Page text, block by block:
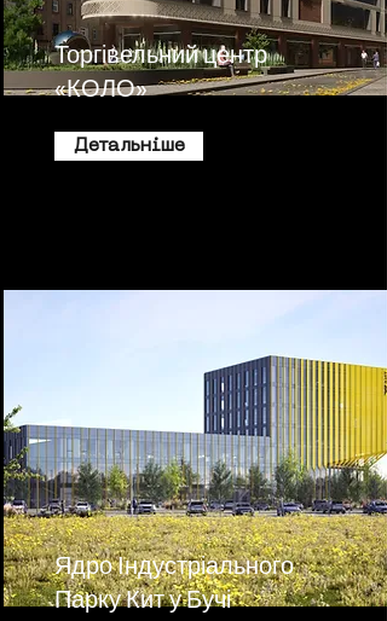
Торгівельний центр
«КОЛО»
Детальніше
Ядро Індустріального
Парку Кит у Бучі